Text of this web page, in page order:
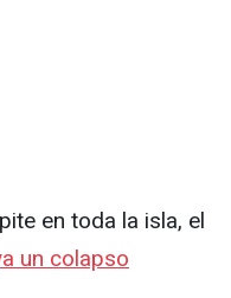
en toda la isla, el
un colapso